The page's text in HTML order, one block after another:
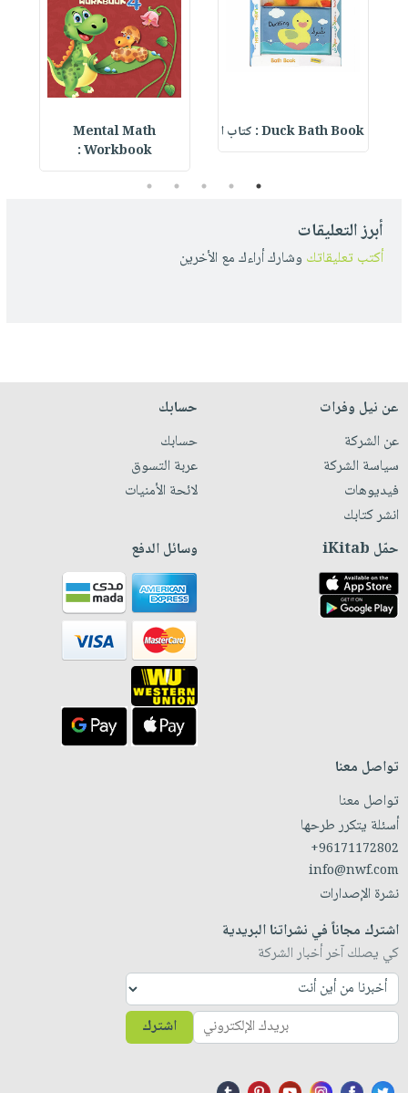
Duck Bath Book : كتاب ا
Mental Math
Workbook :
1
2
3
4
5
أبرز التعليقات
أكتب تعليقاتك وشارك أراءك مع الأخرين
عن نيل وفرات
عن الشركة
سياسة الشركة
فيديوهات
انشر كتابك
حسابك
حسابك
عربة التسوق
لائحة الأمنيات
حمّل iKitab وسائل الدفع
تواصل معنا
تواصل معنا
أسئلة يتكرر طرحها
+96171172802
info@nwf.com
نشرة الإصدارات
اشترك مجاناً في نشراتنا البريدية
كي يصلك آخر أخبار الشركة
اشترك